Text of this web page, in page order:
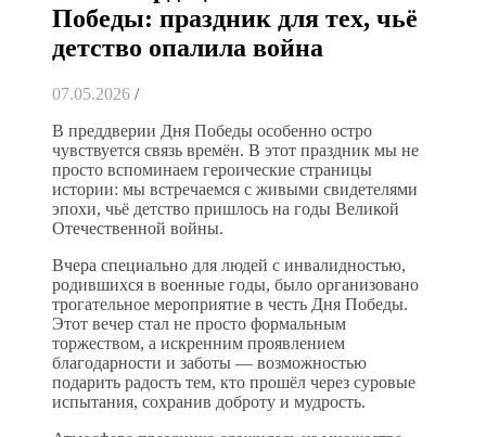
Победы: праздник для тех, чьё
детство опалила война
07.05.2026 /
В преддверии Дня Победы особенно остро
чувствуется связь времён. В этот праздник мы не
просто вспоминаем героические страницы
истории: мы встречаемся с живыми свидетелями
эпохи, чьё детство пришлось на годы Великой
Отечественной войны.
Вчера специально для людей с инвалидностью,
родившихся в военные годы, было организовано
трогательное мероприятие в честь Дня Победы.
Этот вечер стал не просто формальным
торжеством, а искренним проявлением
благодарности и заботы — возможностью
подарить радость тем, кто прошёл через суровые
испытания, сохранив доброту и мудрость.